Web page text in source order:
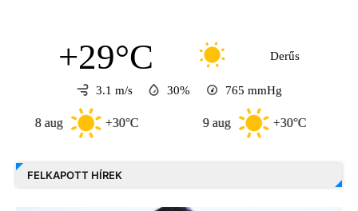
+29°C Derűs
3.1 m/s 30% 765 mmHg
+30°C +30°C
FELKAPOTT HÍREK